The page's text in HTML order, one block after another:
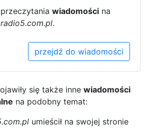
wiadomości na
radio5.com.pl.
przejdź do wiadomości
się także inne wiadomości
na podobny temat:
umieścił na swojej stronie